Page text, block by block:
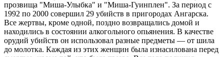
прозвища "Миша-Улыбка" и "Миша-Гуинплен". За период с
1992 по 2000 совершил 29 убийств в пригородах Ангарска.
Все жертвы, кроме одной, поздно возвращались домой и
находились в состоянии алкогольного опьянения. В качестве
орудий убийств он использовал разные предметы — от шила
до молотка. Каждая из этих женщин была изнасилована перед